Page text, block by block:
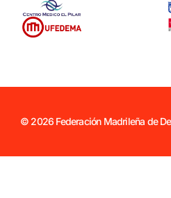
© 2026 Federación Madrileña de